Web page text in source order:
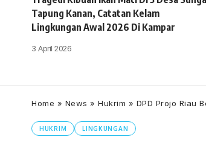
Tapung Kanan, Catatan Kelam
Lingkungan Awal 2026 Di Kampar
3 April 2026
Home » News » Hukrim » DPD Projo Riau
HUKRIM LINGKUNGAN